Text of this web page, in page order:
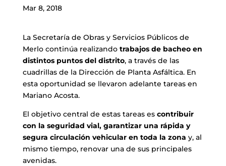
Mar 8, 2018
La Secretaría de Obras y Servicios Públicos de
Merlo continúa realizando trabajos de bacheo en
distintos puntos del distrito, a través de las
cuadrillas de la Dirección de Planta Asfáltica. En
esta oportunidad se llevaron adelante tareas en
Mariano Acosta.
El objetivo central de estas tareas es contribuir
con la seguridad vial, garantizar una rápida y
segura circulación vehicular en toda la zona y, al
mismo tiempo, renovar una de sus principales
avenidas.